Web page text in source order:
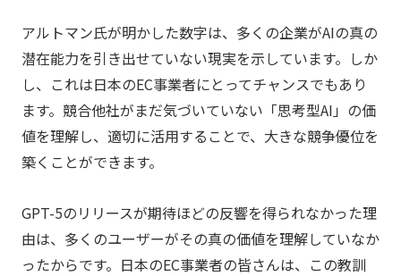
アルトマン氏が明かした数字は、多くの企業がAIの真の
潜在能力を引き出せていない現実を示しています。しか
し、これは日本のEC事業者にとってチャンスでもあり
ます。競合他社がまだ気づいていない「思考型AI」の価
値を理解し、適切に活用することで、大きな競争優位を
築くことができます。
GPT-5のリリースが期待ほどの反響を得られなかった理
由は、多くのユーザーがその真の価値を理解していなか
ったからです。日本のEC事業者の皆さんは、この教訓